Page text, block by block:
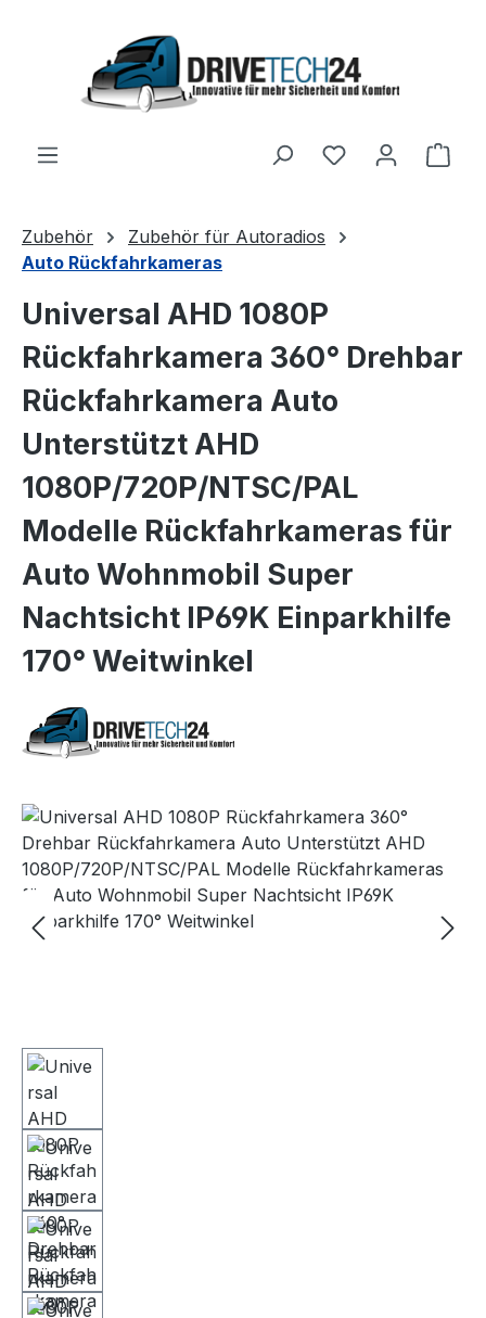
Zubehör
Zubehör für Autoradios
Auto Rückfahrkameras
Universal AHD 1080P
Rückfahrkamera 360° Drehbar
Rückfahrkamera Auto
Unterstützt AHD
1080P/720P/NTSC/PAL
Modelle Rückfahrkameras für
Auto Wohnmobil Super
Nachtsicht IP69K Einparkhilfe
170° Weitwinkel
Bildergalerie überspringen